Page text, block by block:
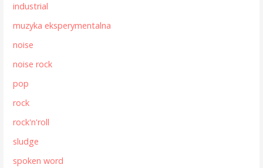
industrial
muzyka eksperymentalna
noise
noise rock
pop
rock
rock'n'roll
sludge
spoken word